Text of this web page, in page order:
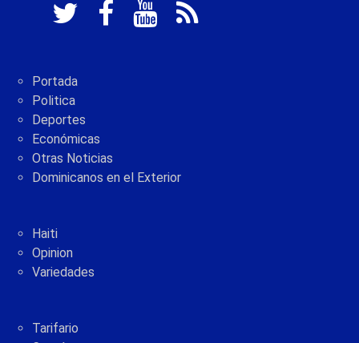
Portada
Politica
Deportes
Económicas
Otras Noticias
Dominicanos en el Exterior
Haiti
Opinion
Variedades
Tarifario